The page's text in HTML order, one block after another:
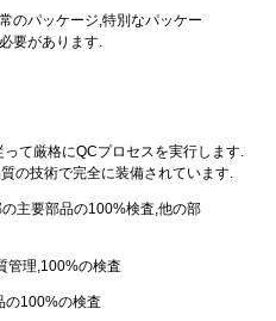
のパッケージ,特別なパッケー
要があります.
て厳格にQCプロセスを実行します.
の技術で完全に装備されています.
主要部品の100%検査,他の部
管理,100%の検査
の100%の検査